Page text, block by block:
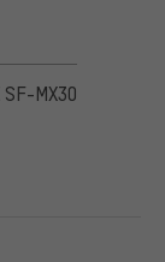
basada en 2 reseñas
MX30